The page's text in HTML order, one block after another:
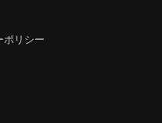
ポリシー